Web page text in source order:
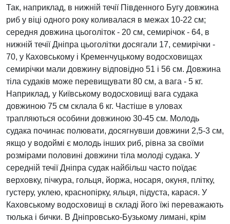
Так, наприклад, в нижній течії Південного Бугу довжина
риб у віці одного року коливалася в межах 10-22 см;
середня довжина цьоголіток - 20 см, семирічок - 64, в
нижній течії Дніпра цьоголітки досягали 17, семирічки -
70, у Каховському і Кременчуцькому водосховищах
семирічки мали довжину відповідно 51 і 56 см. Довжина
тіла судаків може перевищувати 80 см, а вага - 5 кг.
Наприклад, у Київському водосховищі вага судака
довжиною 75 см склала 6 кг. Частіше в уловах
трапляються особини довжиною 30-45 см. Молодь
судака починає полювати, досягнувши довжини 2,5-3 см,
якщо у водоймі є молодь інших риб, рівна за своїми
розмірами половині довжини тіла молоді судака. У
середній течії Дніпра судак найбільш часто поїдає
верховку, пічкура, гольця, йоржа, носаря, окуня, плітку,
густеру, уклею, краснопірку, яльця, підуста, карася. У
Каховському водосховищі в складі його їжі переважають
тюлька і бички. В Дніпровсько-Бузькому лимані, крім